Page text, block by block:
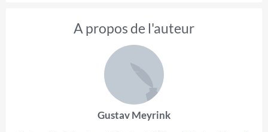
A propos de l'auteur
Gustav Meyrink